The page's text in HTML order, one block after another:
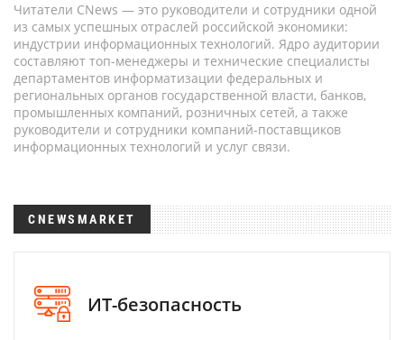
Читатели CNews — это руководители и сотрудники одной
из самых успешных отраслей российской экономики:
индустрии информационных технологий. Ядро аудитории
составляют топ-менеджеры и технические специалисты
департаментов информатизации федеральных и
региональных органов государственной власти, банков,
промышленных компаний, розничных сетей, а также
руководители и сотрудники компаний-поставщиков
информационных технологий и услуг связи.
CNEWSMARKET
ИТ-безопасность